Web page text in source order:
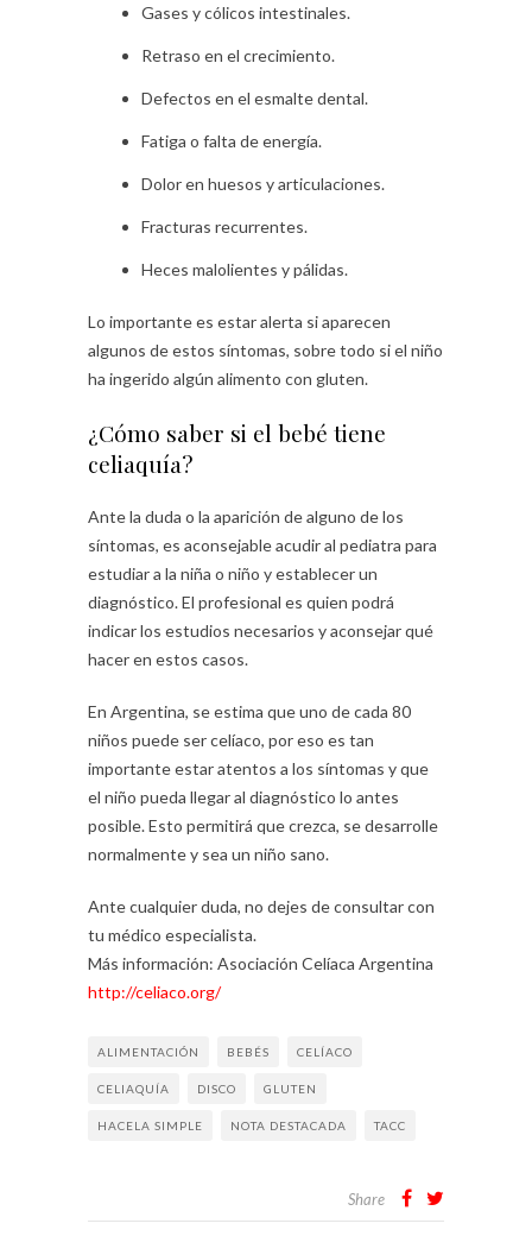
Gases y cólicos intestinales.
Retraso en el crecimiento.
Defectos en el esmalte dental.
Fatiga o falta de energía.
Dolor en huesos y articulaciones.
Fracturas recurrentes.
Heces malolientes y pálidas.
Lo importante es estar alerta si aparecen
algunos de estos síntomas, sobre todo si el niño
ha ingerido algún alimento con gluten.
¿Cómo saber si el bebé tiene
celiaquía?
Ante la duda o la aparición de alguno de los
síntomas, es aconsejable acudir al pediatra para
estudiar a la niña o niño y establecer un
diagnóstico. El profesional es quien podrá
indicar los estudios necesarios y aconsejar qué
hacer en estos casos.
En Argentina, se estima que uno de cada 80
niños puede ser celíaco, por eso es tan
importante estar atentos a los síntomas y que
el niño pueda llegar al diagnóstico lo antes
posible. Esto permitirá que crezca, se desarrolle
normalmente y sea un niño sano.
Ante cualquier duda, no dejes de consultar con
tu médico especialista.
Más información: Asociación Celíaca Argentina
http://celiaco.org/
ALIMENTACIÓN BEBÉS CELÍACO
CELIAQUÍA DISCO GLUTEN
HACELA SIMPLE NOTA DESTACADA TACC
Share